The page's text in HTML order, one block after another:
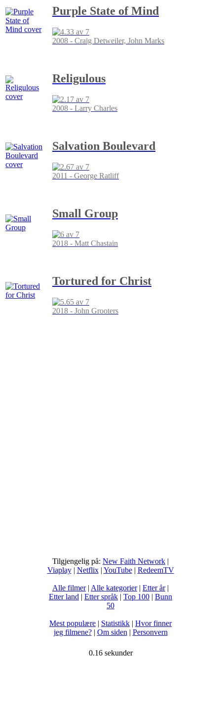
Purple State of Mind
2008 - Craig Detweiler, John Marks
Religulous
2008 - Larry Charles
Salvation Boulevard
2011 - George Ratliff
Small Group
2018 - Matt Chastain
Tortured for Christ
2018 - John Grooters
Tilgjengelig på: New Faith Network |
Viaplay| Netflix| YouTube| RedeemTV
Alle filmer| Alle kategorier| Etter år|
Etter land | Etter språk | Top 100 | Bunn
50
Mest populære | Statistikk | Hvor finner
jeg filmene?| Om siden | Personvern
0.16 sekunder